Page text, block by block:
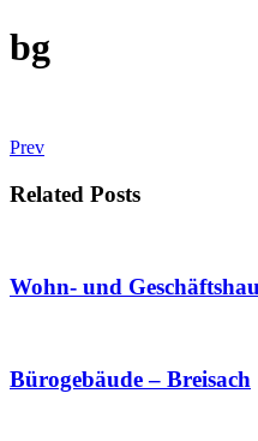
bg
Prev
Related Posts
Wohn- und
Bürogebäude – Breisach